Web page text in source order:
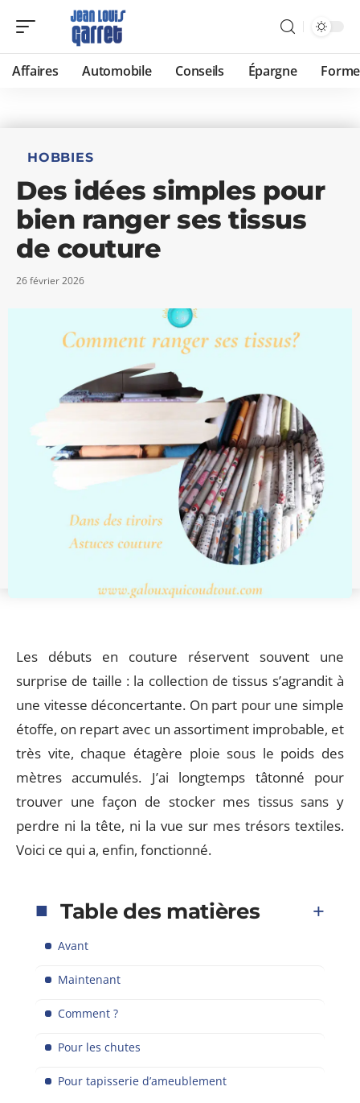
Affaires Automobile Conseils Épargne Forme
HOBBIES
Des idées simples pour
bien ranger ses tissus
de couture
26 février 2026
Les débuts en couture réservent souvent une
surprise de taille : la collection de tissus s’agrandit à
une vitesse déconcertante. On part pour une simple
étoffe, on repart avec un assortiment improbable, et
très vite, chaque étagère ploie sous le poids des
mètres accumulés. J’ai longtemps tâtonné pour
trouver une façon de stocker mes tissus sans y
perdre ni la tête, ni la vue sur mes trésors textiles.
Voici ce qui a, enfin, fonctionné.
Table des matières
Avant
Maintenant
Comment ?
Pour les chutes
Pour tapisserie d’ameublement